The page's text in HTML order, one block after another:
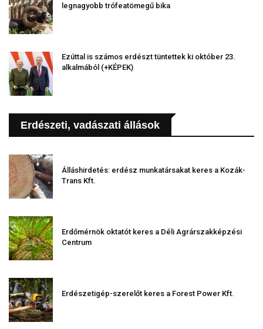
legnagyobb trófeatömegű bika
Ezúttal is számos erdészt tüntettek ki október 23.
alkalmából (+KÉPEK)
Erdészeti, vadászati állások
Álláshirdetés: erdész munkatársakat keres a Kozák-
Trans Kft.
Erdőmérnök oktatót keres a Déli Agrárszakképzési
Centrum
Erdészetigép-szerelőt keres a Forest Power Kft.